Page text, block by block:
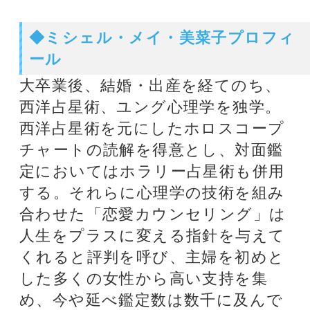
厳しくも暖かい鑑定
で、相談者を真っ直
ぐに導きます。
ﾐｼｪﾙ・ﾒｲ・美菜子
占星術と心理学の確
かな実力で悩みの解
決に貢献します。
オススメ占いサイト